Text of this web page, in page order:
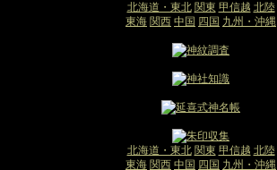
北海道・東北 関東 甲信越 北陸
東海 関西 中国 四国 九州・沖縄
北海道・東北 関東 甲信越 北陸
東海 関西 中国 四国 九州・沖縄